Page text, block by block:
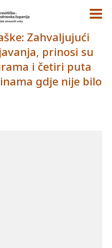
Zahvaljujući
prinosi su
i četiri puta
gdje nije bilo